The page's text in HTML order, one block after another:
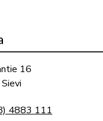
16
4883 111